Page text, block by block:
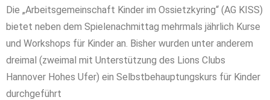
Die „Arbeitsgemeinschaft Kinder im Ossietzkyring“ (AG KISS)
bietet neben dem Spielenachmittag mehrmals jährlich Kurse
und Workshops für Kinder an. Bisher wurden unter anderem
dreimal (zweimal mit Unterstützung des Lions Clubs
Hannover Hohes Ufer) ein Selbstbehauptungskurs für Kinder
durchgeführt